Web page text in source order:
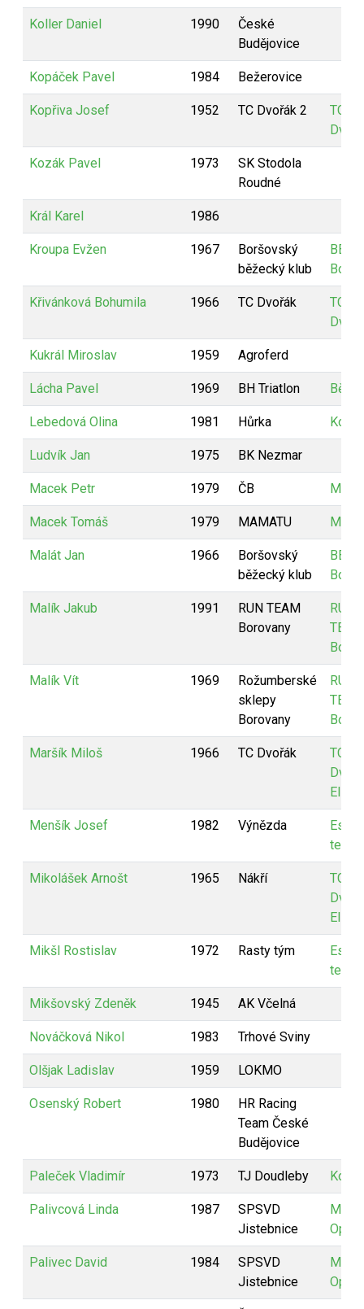
Koller Daniel 1990
České
Budějovice
Kopáček Pavel 1984 Bežerovice
Kopřiva Josef 1952 TC Dvořák 2
TC
Kozák Pavel 1973
SK Stodola
Roudné
Král Karel 1986
Kroupa Evžen 1967
Boršovský
běžecký klub
BBK
Křivánková Bohumila 1966 TC Dvořák
TC
Kukrál Miroslav 1959 Agroferd
Lácha Pavel 1969 BH Triatlon
Lebedová Olina 1981 Hůrka
Ludvík Jan 1975 BK Nezmar
Macek Petr 1979 ČB
Macek Tomáš 1979 MAMATU
Malát Jan 1966
Boršovský
běžecký klub
BBK
Malík Jakub 1991
RUN TEAM
Borovany
RUN
TEAM
Malík Vít 1969
Rožumberské
sklepy
Borovany
RUN
TEAM
Maršík Miloš 1966 TC Dvořák
TC
Elite
Menšík Josef 1982 Výnězda
Estian
team
Mikolášek Arnošt 1965 Nákří
TC
Elite
Mikšl Rostislav 1972 Rasty tým
Estian
team
Mikšovský Zdeněk 1945 AK Včelná
Nováčková Nikol 1983 Trhové Sviny
Olšjak Ladislav 1959 LOKMO
Osenský Robert 1980
HR Racing
Team České
Budějovice
Paleček Vladimír 1973 TJ Doudleby
Palivcová Linda 1987
SPSVD
Jistebnice
Palivec David 1984
SPSVD
Jistebnice